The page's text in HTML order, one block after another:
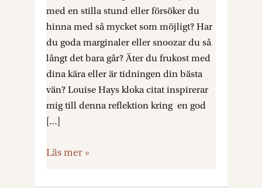
med en stilla stund eller försöker du
hinna med så mycket som möjligt? Har
du goda marginaler eller snoozar du så
långt det bara går? Äter du frukost med
dina kära eller är tidningen din bästa
vän? Louise Hays kloka citat inspirerar
mig till denna reflektion kring en god
[…]
Läs mer »